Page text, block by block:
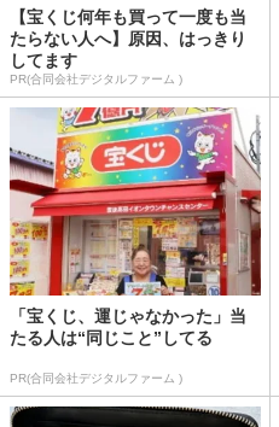
【宝くじ何年も買って一度も当
たらない人へ】原因、はっきり
してます
PR(合同会社デジタルファーム )
「宝くじ、運じゃなかった」当
たる人は“同じこと”してる
PR(合同会社デジタルファーム )